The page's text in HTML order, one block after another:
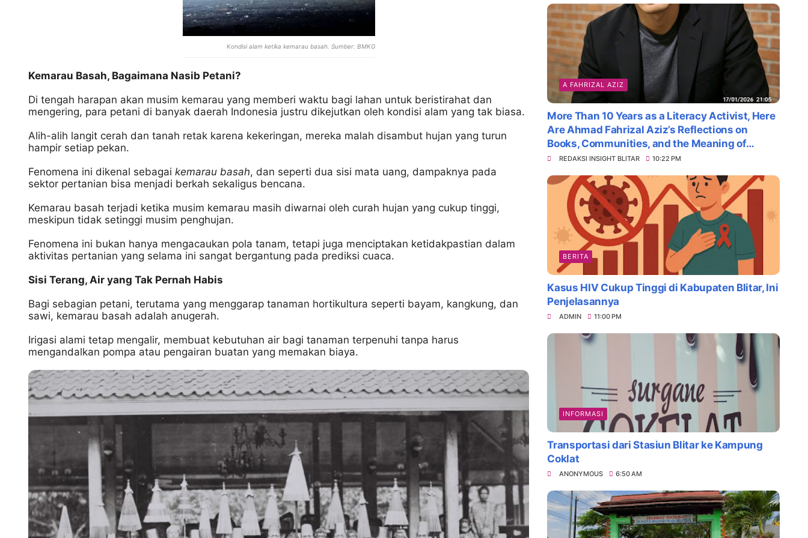
Kondisi alam ketika kemarau basah. Sumber: BMKG
Kemarau Basah, Bagaimana Nasib Petani?
Di tengah harapan akan musim kemarau yang memberi waktu bagi lahan untuk beristirahat dan
mengering, para petani di banyak daerah Indonesia justru dikejutkan oleh kondisi alam yang tak biasa.
Alih-alih langit cerah dan tanah retak karena kekeringan, mereka malah disambut hujan yang turun
hampir setiap pekan.
Fenomena ini dikenal sebagai kemarau basah, dan seperti dua sisi mata uang, dampaknya pada
sektor pertanian bisa menjadi berkah sekaligus bencana.
Kemarau basah terjadi ketika musim kemarau masih diwarnai oleh curah hujan yang cukup tinggi,
meskipun tidak setinggi musim penghujan.
Fenomena ini bukan hanya mengacaukan pola tanam, tetapi juga menciptakan ketidakpastian dalam
aktivitas pertanian yang selama ini sangat bergantung pada prediksi cuaca.
Sisi Terang, Air yang Tak Pernah Habis
Bagi sebagian petani, terutama yang menggarap tanaman hortikultura seperti bayam, kangkung, dan
sawi, kemarau basah adalah anugerah.
Irigasi alami tetap mengalir, membuat kebutuhan air bagi tanaman terpenuhi tanpa harus
mengandalkan pompa atau pengairan buatan yang memakan biaya.
A FAHRIZAL AZIZ
More Than 10 Years as a Literacy Activist, Here
Are Ahmad Fahrizal Aziz’s Reflections on
Books, Communities, and the Meaning of
Survival
REDAKSI INSIGHT BLITAR 10:22 PM
BERITA
Kasus HIV Cukup Tinggi di Kabupaten Blitar, Ini
Penjelasannya
ADMIN 11:00 PM
INFORMASI
Transportasi dari Stasiun Blitar ke Kampung
Coklat
ANONYMOUS 6:50 AM